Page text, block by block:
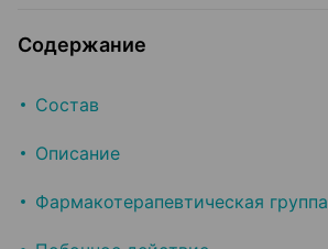
Содержание
Состав
Описание
Фармакотерапевтическая группа